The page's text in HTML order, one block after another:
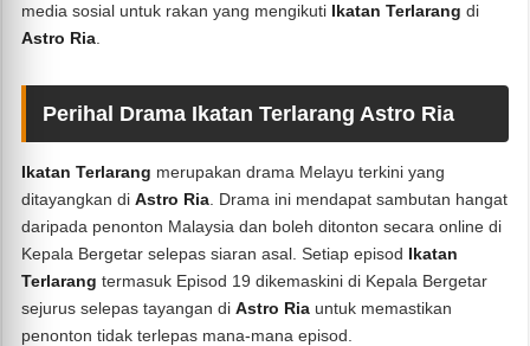
media sosial untuk rakan yang mengikuti Ikatan Terlarang di
Astro Ria
Perihal Drama Ikatan Terlarang Astro Ria
Ikatan Terlarang merupakan drama Melayu terkini yang
ditayangkan diAstro Ria . Drama ini mendapat sambutan hangat
daripada penonton Malaysia dan boleh ditonton secara online di
Kepala Bergetar selepas siaran asal. Setiap episod Ikatan
Terlarang termasuk Episod 19 dikemaskini di Kepala Bergetar
sejurus selepas tayangan diAstro Ria untuk memastikan
penonton tidak terlepas mana-mana episod.